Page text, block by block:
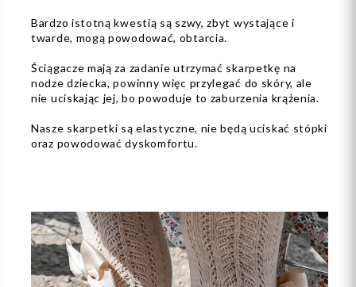
Bardzo istotną kwestią są szwy, zbyt wystające i
twarde, mogą powodować, obtarcia.
Ściągacze mają za zadanie utrzymać skarpetkę na
nodze dziecka, powinny więc przylegać do skóry, ale
nie uciskając jej, bo powoduje to zaburzenia krążenia.
Nasze skarpetki są elastyczne, nie będą uciskać stópki
oraz powodować dyskomfortu.